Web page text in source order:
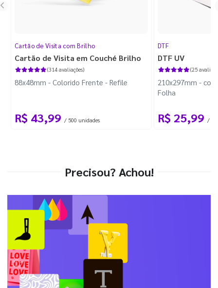
Cartão de Visita com Brilho
Cartão de Visita em Couché Brilho
(314 avaliações)
88x48mm - Colorido Frente - Refile
R$ 43,99 / 500 unidades
DTF
DTF UV
(25
210x297mm -
Folha
R$ 25,99 / 1
Precisou? Achou!